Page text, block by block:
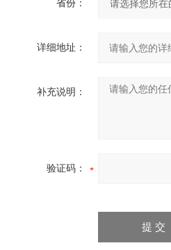
省份：
详细地址：
补充说明：
验证码：